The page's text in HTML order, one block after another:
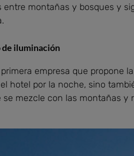
entre montañas y bosques y
de iluminación
empresa que propone
hotel por la noche, sino
se mezcle con las montañas y